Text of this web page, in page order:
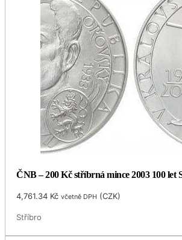
ČNB – 200 Kč stříbrná mince 2003 100
4,761.34 Kč včetně DPH (CZK)
Stříbro